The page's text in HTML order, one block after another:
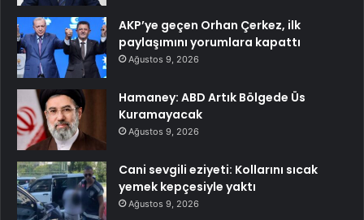
AKP’ye geçen Orhan Çerkez, ilk
paylaşımını yorumlara kapattı
Ağustos 9, 2026
Hamaney: ABD Artık Bölgede Üs
Kuramayacak
Ağustos 9, 2026
Cani sevgili eziyeti: Kollarını sıcak
yemek kepçesiyle yaktı
Ağustos 9, 2026